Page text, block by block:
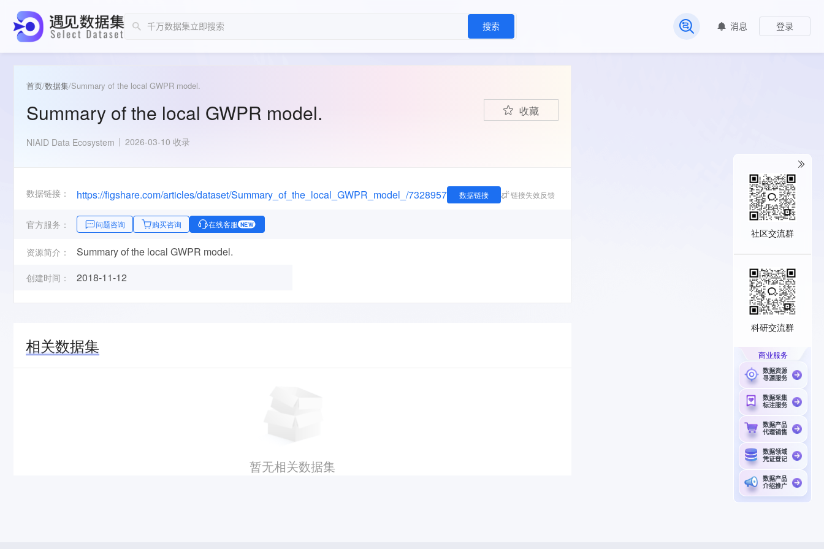
搜索
常见问题
消息 登录
首页/数据集/Summary of the local GWPR model.
Summary of the local GWPR model. 收藏
NIAID Data Ecosystem 2026-03-10 收录
数据链接： https://figshare.com/articles/dataset/Summary_of_the_local_GWPR_model_/7328957 数据链接 链接失效反馈
官方服务： 问题咨询 购买咨询 在线客服 NEW
资源简介： Summary of the local GWPR model.
创建时间： 2018-11-12
相关数据集
暂无相关数据集
社区交流群
科研交流群
商业服务
数据资源
寻源服务
数据采集
标注服务
数据产品
代理销售
数据领域
凭证登记
数据产品
介绍推广